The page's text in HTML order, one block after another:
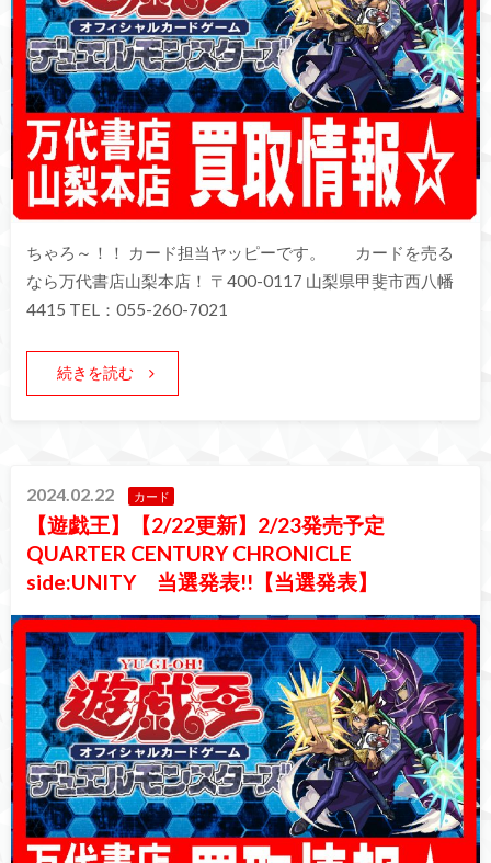
ちゃろ～！！ カード担当ヤッピーです。 カードを売る
なら万代書店山梨本店！ 〒400-0117 山梨県甲斐市西八幡
4415 TEL：055-260-7021
続きを読む
2024.02.22 カード
【遊戯王】【2/22更新】2/23発売予定
QUARTER CENTURY CHRONICLE
side:UNITY 当選発表!!【当選発表】